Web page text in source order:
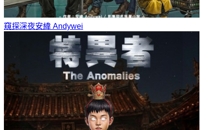
窺探深夜安緯 Andywei